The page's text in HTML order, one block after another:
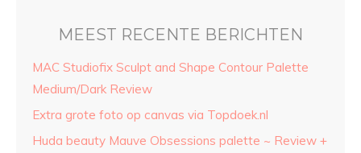
MEEST RECENTE BERICHTEN
MAC Studiofix Sculpt and Shape Contour Palette
Medium/Dark Review
Extra grote foto op canvas via Topdoek.nl
Huda beauty Mauve Obsessions palette ~ Review +